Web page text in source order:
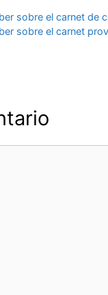
sobre el carnet de
sobre el carnet